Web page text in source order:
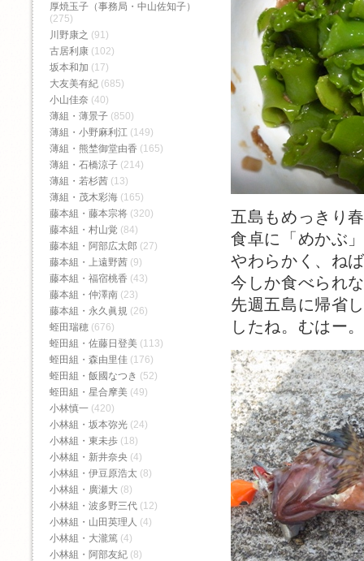
五島もめっきり
食卓に「めかぶ
やわらかく、ね
今しか食べられ
先週五島に帰省
したね。むはー
厚焼玉子（事務局・中山佐知子）
(275)
川野康之 (91)
古居利康 (102)
坂本和加 (17)
大友美有紀 (685)
小山佳奈 (40)
薄組・薄景子 (850)
薄組・小野麻利江 (149)
薄組・熊埜御堂由香 (165)
薄組・石橋涼子 (214)
薄組・若杉茜 (13)
薄組・茂木彩海 (165)
藤本組・藤本宗将 (320)
藤本組・村山覚 (84)
藤本組・阿部広太郎 (27)
藤本組・上遠野茜 (9)
藤本組・福宿桃香‬ (43)
藤本組・仲澤南 (23)
藤本組・永久眞規 (26)
蛭田瑞穂 (676)
蛭田組・佐藤日登美 (113)
蛭田組・森由里佳 (176)
蛭田組・飯國なつき (52)
蛭田組・星合摩美 (49)
小林慎一 (420)
小林組・坂本弥光 (24)
小林組・東未歩 (18)
小林組・新井奈央 (4)
小林組・伊豆原浩太 (8)
小林組・廣瀬大 (8)
小林組・波多野三代 (12)
小林組・山田英理人 (4)
小林組・大瀧篤 (4)
小林組・阿部友紀 (8)